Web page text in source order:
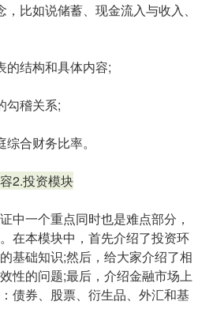
比如说储蓄、现金流入与收入、
结构和具体内容;
勾稽关系;
合财务比率。
2.投资模块
中一个重点同时也是难点部分，
在本模块中，首先介绍了投资环
基础知识;然后，给大家介绍了相
性的问题;最后，介绍金融市场上
债券、股票、衍生品、外汇和基